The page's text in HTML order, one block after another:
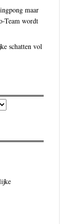
maar
Team wordt
schatten vol